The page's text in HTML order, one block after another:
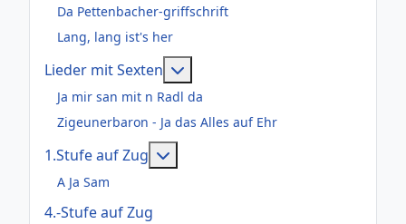
Da Pettenbacher-griffschrift
Lang, lang ist's her
Lieder mit Sexten
Ja mir san mit n Radl da
Zigeunerbaron - Ja das Alles auf Ehr
1.Stufe auf Zug
A Ja Sam
4.-Stufe auf Zug